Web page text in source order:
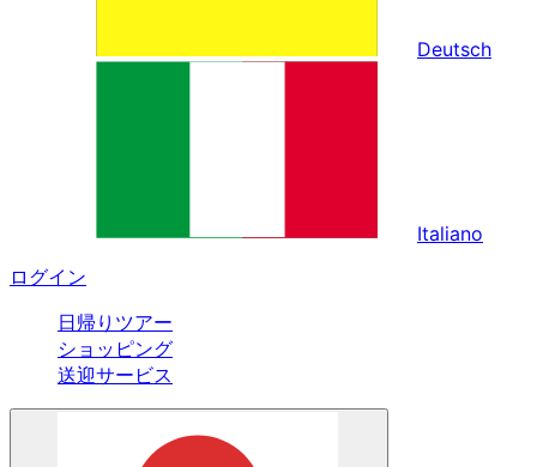
Deutsch
Italiano
ログイン
日帰りツアー
ショッピング
送迎サービス